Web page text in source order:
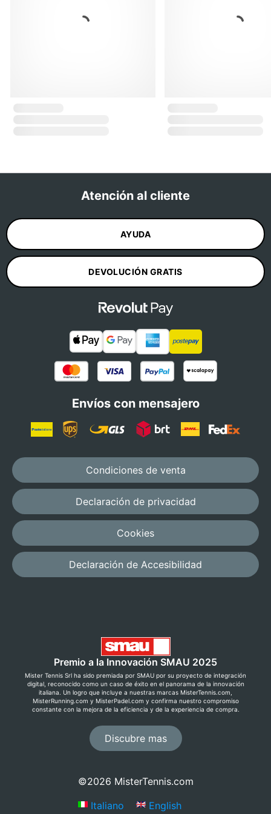
Atención al cliente
AYUDA
DEVOLUCIÓN GRATIS
Envíos con mensajero
Condiciones de venta
Declaración de privacidad
Cookies
Declaración de Accesibilidad
Premio a la Innovación SMAU 2025
Mister Tennis Srl ha sido premiada por SMAU por su proyecto de integración
digital, reconocido como un caso de éxito en el panorama de la innovación
italiana. Un logro que incluye a nuestras marcas MisterTennis.com,
MisterRunning.com y MisterPadel.com y confirma nuestro compromiso
constante con la mejora de la eficiencia y de la experiencia de compra.
Discubre mas
©2026 MisterTennis.com
Italiano
English